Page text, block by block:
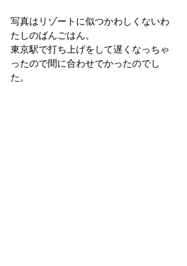
写真はリゾートに似つかわしくないわ
たしのばんごはん。
東京駅で打ち上げをして遅くなっちゃ
ったので間に合わせでかったのでし
た。